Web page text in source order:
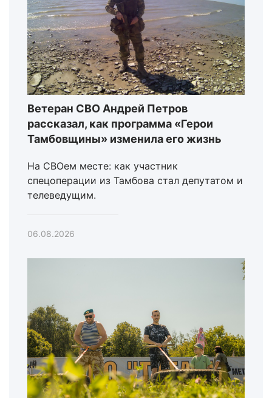
Ветеран СВО Андрей Петров
рассказал, как программа «Герои
Тамбовщины» изменила его жизнь
На СВОем месте: как участник
спецоперации из Тамбова стал депутатом и
телеведущим.
06.08.2026